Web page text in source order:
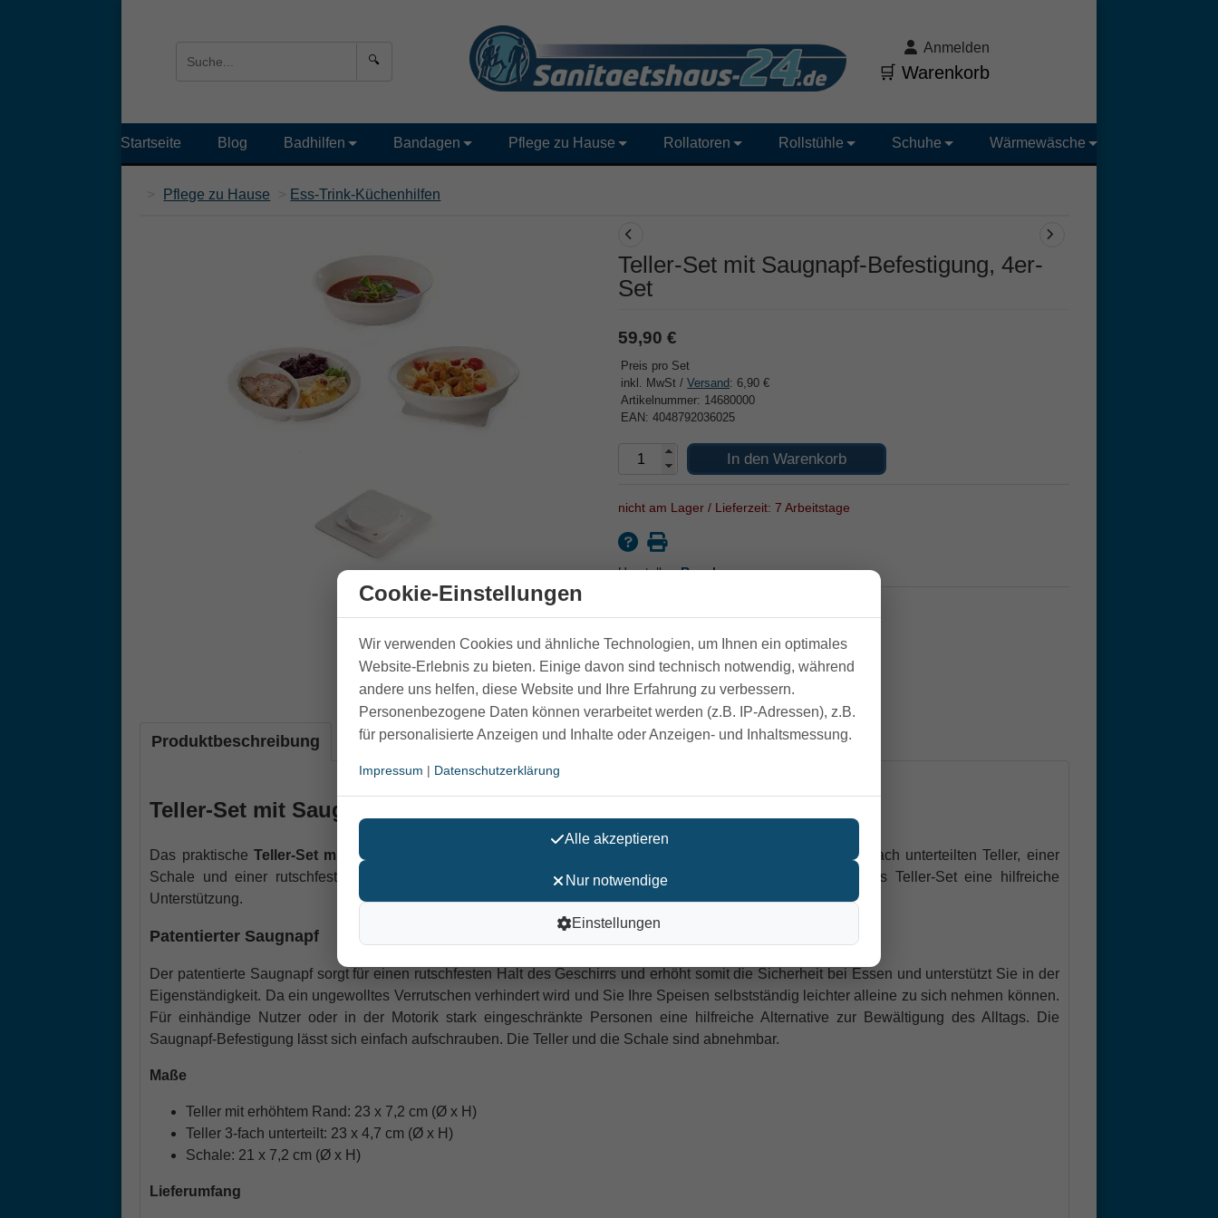
🔍
Anmelden
🛒 Warenkorb
Startseite Blog Badhilfen Bandagen Pflege zu Hause Rollatoren Rollstühle Schuhe Wärmewäsche
Pflege zu Hause Ess-Trink-Küchenhilfen
Teller-Set mit Saugnapf-Befestigung, 4er-
Set
59,90 €
Preis pro Set
inkl. MwSt /Versand: 6,90 €
Artikelnummer: 14680000
EAN: 4048792036025
In den Warenkorb
nicht am Lager / Lieferzeit: 7 Arbeitstage
Hersteller:Russka
Produktbeschreibung
Teller-Set mit Saugnapf-Befestigung
Das praktische Teller-Set mit Saugnapf-Befestigung
besteht aus einem Teller mit erhöhtem Rand, einem 3-fach unterteilten Teller, einer
Schale und einer rutschfesten Saugnapf-Befestigung. Gerade bei eingeschränkter Handbeweglichkeit ist das Teller-Set eine hilfreiche
Unterstützung.
Patentierter Saugnapf
Der patentierte Saugnapf sorgt für einen rutschfesten Halt des Geschirrs und erhöht somit die Sicherheit bei Essen und unterstützt Sie in der
Eigenständigkeit. Da ein ungewolltes Verrutschen verhindert wird und Sie Ihre Speisen selbstständig leichter alleine zu sich nehmen können.
Für einhändige Nutzer oder in der Motorik stark eingeschränkte Personen eine hilfreiche Alternative zur Bewältigung des Alltags. Die
Saugnapf-Befestigung lässt sich einfach aufschrauben. Die Teller und die Schale sind abnehmbar.
Maße
Teller mit erhöhtem Rand: 23 x 7,2 cm (Ø x H)
Teller 3-fach unterteilt: 23 x 4,7 cm (Ø x H)
Schale: 21 x 7,2 cm (Ø x H)
Lieferumfang
Cookie-Einstellungen
Wir verwenden Cookies und ähnliche Technologien, um Ihnen ein optimales
Website-Erlebnis zu bieten. Einige davon sind technisch notwendig, während
andere uns helfen, diese Website und Ihre Erfahrung zu verbessern.
Personenbezogene Daten können verarbeitet werden (z.B. IP-Adressen), z.B.
für personalisierte Anzeigen und Inhalte oder Anzeigen- und Inhaltsmessung.
Impressum | Datenschutzerklärung
Alle akzeptieren
Nur notwendige
Einstellungen